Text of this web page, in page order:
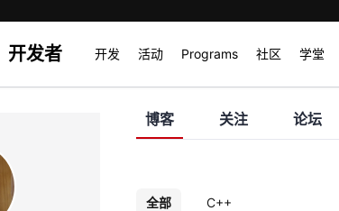
开发者 开发 活动 Programs 社区 学堂
博客 关注 论坛
全部 C++